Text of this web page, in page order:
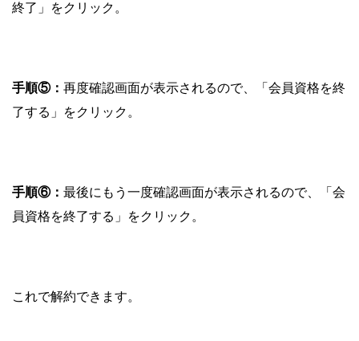
終了」をクリック。
手順⑤： 再度確認画面が表示されるので、「会員資格を終
了する」をクリック。
手順⑥： 最後にもう一度確認画面が表示されるので、「会
員資格を終了する」をクリック。
これで解約できます。